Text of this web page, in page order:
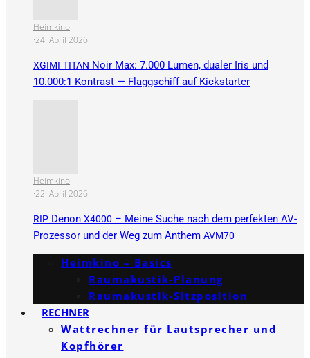
Heimkino
·24. April 2026
XGIMI TITAN Noir Max: 7.000 Lumen, dualer Iris und
10.000:1 Kontrast — Flaggschiff auf Kickstarter
Heimkino
·22. April 2026
RIP Denon X4000 – Meine Suche nach dem perfekten AV-
Prozessor und der Weg zum Anthem AVM70
Heimkino – Basics
Raumakustik-Planung
Raumakustik-Sitzposition
RECHNER
Wattrechner für Lautsprecher und
Kopfhörer